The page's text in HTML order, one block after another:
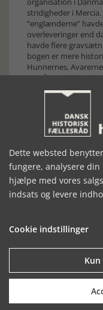
stridigheder i
”englænderne”
overleveringer end
havde flere
bogen er mere
Hunnernes,
opståen og historie.
Bogen har 21
fotografier, som
teksten beskriver.
måned 2019 i
udenlandske
En spændende og
indviede vil kræve
internettet, men
[Historie-online.dk,
Dette websted
fungere, analysere
hjælpe med vores
indsats og levere
Cookie indstillinger